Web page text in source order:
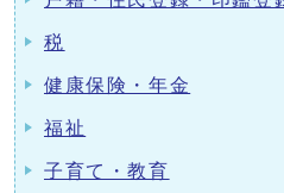
税
健康保険・年金
福祉
子育て・教育